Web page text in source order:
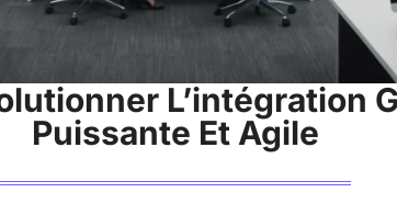
L’intégration
Puissante Et Agile